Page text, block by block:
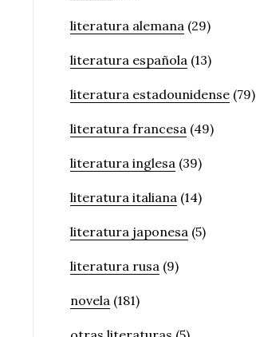
literatura alemana (29)
literatura española (13)
literatura estadounidense (79)
literatura francesa (49)
literatura inglesa (39)
literatura italiana (14)
literatura japonesa (5)
literatura rusa (9)
novela (181)